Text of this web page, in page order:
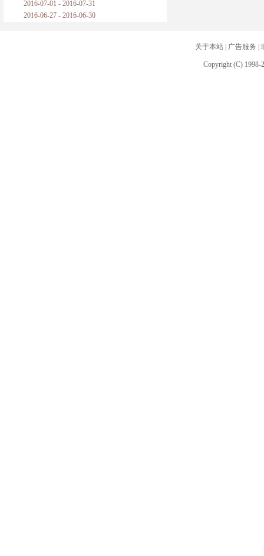
2016-07-01 - 2016-07-31
2016-06-27 - 2016-06-30
关于本站| 广告服务
Copyright (C) 1998-